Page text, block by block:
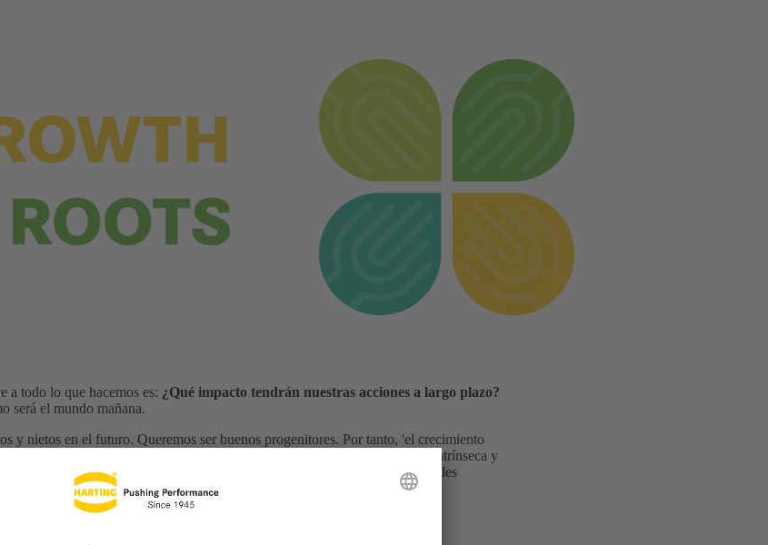
a todo lo que hacemos es: ¿Qué impacto tendrán nuestras acciones a largo plazo?
será el mundo mañana.
y nietos en el futuro. Queremos ser buenos progenitores. Por tanto, 'el crecimiento
los requisitos legales. Por encima de todo, necesitamos motivación intrínseca y
nosotros. Desde los pequeños detalles de la vida cotidiana hasta las grandes